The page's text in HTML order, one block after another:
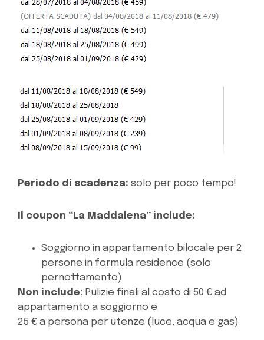
Periodo di scadenza: solo per poco tempo!
Il coupon “La Maddalena” include:
Soggiorno in appartamento bilocale per 2
persone in formula residence (solo
pernottamento)
Non include: Pulizie finali al costo di 50 € ad
appartamento a soggiorno e
25 € a persona per utenze (luce, acqua e gas)